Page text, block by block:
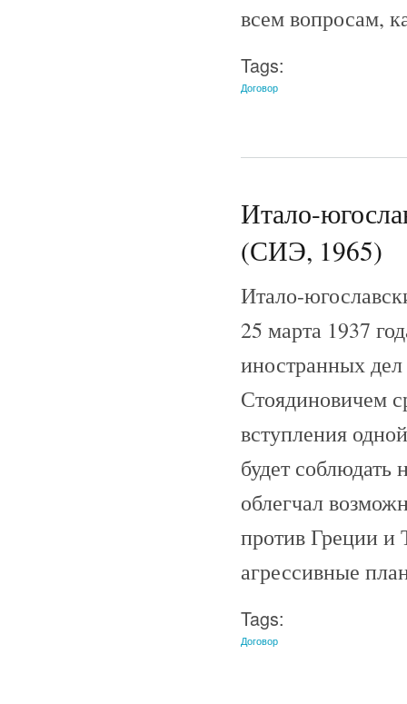
всем вопросам,
Tags:
Договор
Итало-
(СИЭ, 1965)
Итало-
25 марта 1937
иностранных
Стоядиновичем
вступления
будет соблюдать
облегчал
против Греции и
агрессивные
Tags:
Договор